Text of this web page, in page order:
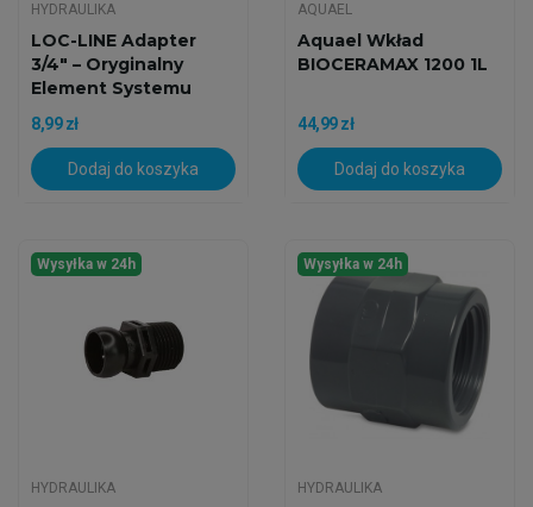
HYDRAULIKA
LOC-LINE Adapter
3/4" – Oryginalny
Element Systemu
(USA)
8,99 zł
Dodaj do koszyka
AQUAEL
Aquael Wkład
BIOCERAMAX 1200 1L
44,99 zł
Dodaj do koszyka
Wysyłka w 24h
HYDRAULIKA
Wysyłka w 24h
HYDRAULIKA